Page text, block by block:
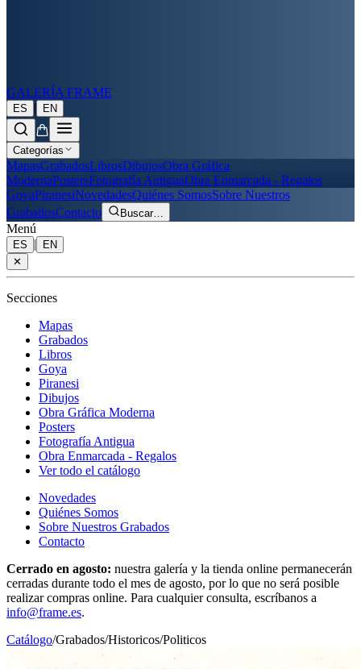
GALERÍA FRAME
ES | EN
Categorías
MapasGrabadosLibrosDibujosObra Gráfica
ModernaPostersFotografía AntiguaObra Enmarcada - Regalos
GoyaPiranesiNovedadesQuiénes SomosSobre Nuestros
GrabadosContacto Buscar…
Menú
ES |
EN
✕
Secciones
Mapas
Grabados
Libros
Goya
Piranesi
Dibujos
Obra Gráfica Moderna
Posters
Fotografía Antigua
Obra Enmarcada - Regalos
Ver todo el catálogo
Novedades
Quiénes Somos
Sobre Nuestros Grabados
Contacto
Cerrado en agosto: nuestra galería y la tienda online permanecerán
cerradas durante todo el mes de agosto, por lo que no será posible
realizar compras online. Para cualquier consulta, escríbanos a
info@frame.es.
Catálogo/Grabados/Historicos/Politicos